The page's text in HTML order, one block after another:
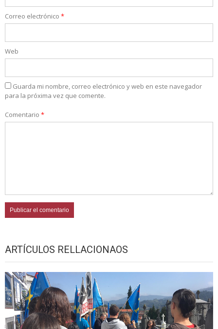
Correo electrónico *
Web
Guarda mi nombre, correo electrónico y web en este navegador
para la próxima vez que comente.
Comentario *
ARTÍCULOS RELLACIONAOS